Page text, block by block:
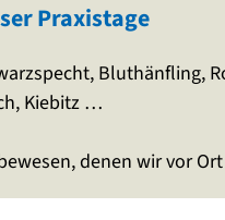
Praxistage
Bluthänfling,
Kiebitz …
denen wir vor